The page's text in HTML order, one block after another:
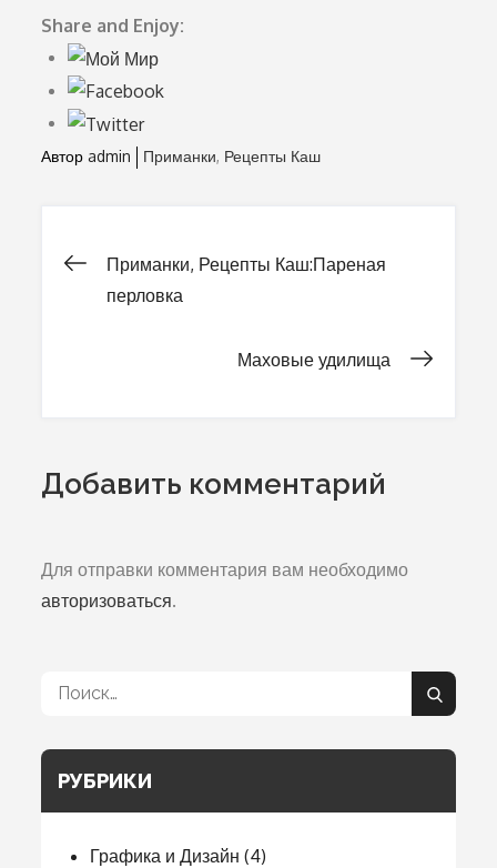
Share and Enjoy:
Авторadmin Приманки Рецепты Каш
Навигация
Приманки, Рецепты Каш:Пареная
перловка
Маховые удилища
Добавить комментарий
Для отправки комментария вам необходимо
авторизоваться.
Поиск:
Поиск
РУБРИКИ
Графика и Дизайн (4)